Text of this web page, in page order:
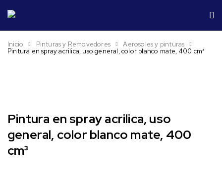
Inicio Pinturas y Removedores
Aerosoles y pinturas
Pintura en spray acrilica, uso general, color blanco mate, 400 cm³
Pintura en spray acrilica, uso
general, color blanco mate, 400
cm³